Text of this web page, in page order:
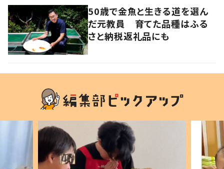
50歳で金魚と生きる道を選ん
だ元教員 育てた品種はふる
さと納税返礼品にも